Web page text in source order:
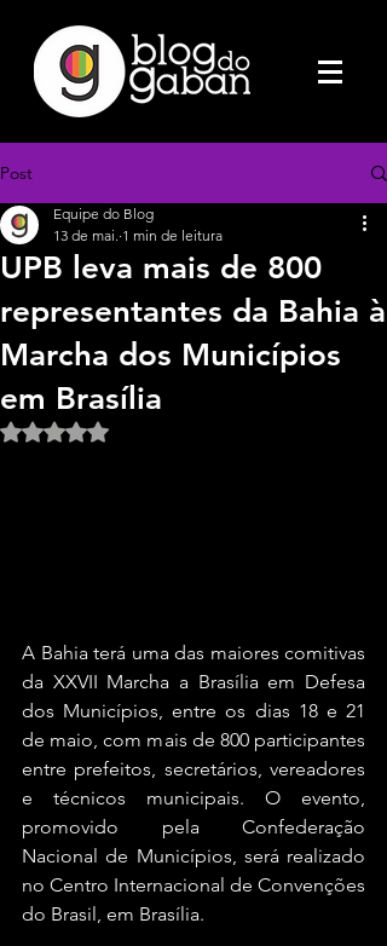
Post
UPB leva mais de 800
representantes da Bahia à
Marcha dos Municípios
em Brasília
Equipe do Blog
13 de mai. 1 min de leitura
Avaliado com NaN de 5 estrelas.
A Bahia terá uma das maiores comitivas
da XXVII Marcha a Brasília em Defesa
dos Municípios, entre os dias 18 e 21
de maio, com mais de 800 participantes
entre prefeitos, secretários, vereadores
e técnicos municipais. O evento,
promovido pela Confederação
Nacional de Municípios, será realizado
no Centro Internacional de Convenções
do Brasil, em Brasília.